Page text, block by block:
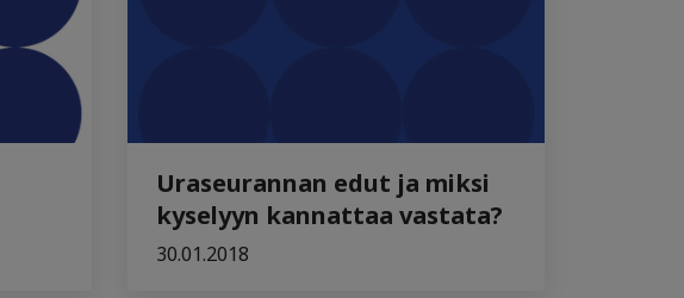
Uraseurannan edut ja miksi
kyselyyn kannattaa vastata?
30.01.2018